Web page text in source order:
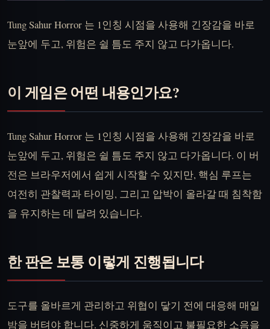
Tung Sahur Horror 는 1인칭 시점을 사용해 긴장감을 바로
눈앞에 두고, 위험은 쉴 틈도 주지 않고 다가옵니다.
이 게임은 어떤 내용인가요?
Tung Sahur Horror 는 1인칭 시점을 사용해 긴장감을 바로
눈앞에 두고, 위험은 쉴 틈도 주지 않고 다가옵니다. 이 버
전은 브라우저에서 쉽게 시작할 수 있지만, 핵심 루프는
여전히 관찰력과 타이밍, 그리고 압박이 올라갈 때 침착함
을 유지하는 데 달려 있습니다.
한 판은 보통 이렇게 진행됩니다
도구를 올바르게 관리하고 위협이 닿기 전에 대응해 매일
밤을 버텨야 합니다. 신중하게 움직이고 불필요한 소음을